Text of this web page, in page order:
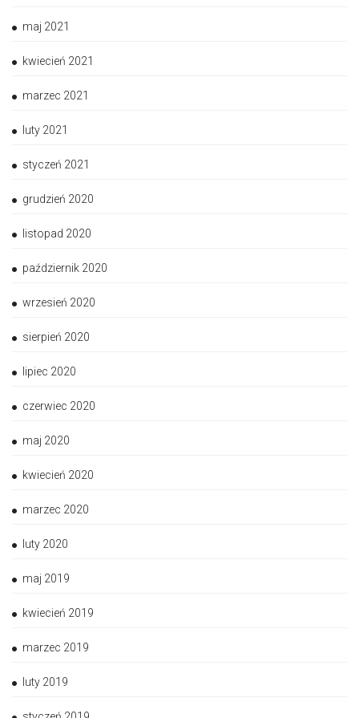
maj 2021
kwiecień 2021
marzec 2021
luty 2021
styczeń 2021
grudzień 2020
listopad 2020
październik 2020
wrzesień 2020
sierpień 2020
lipiec 2020
czerwiec 2020
maj 2020
kwiecień 2020
marzec 2020
luty 2020
maj 2019
kwiecień 2019
marzec 2019
luty 2019